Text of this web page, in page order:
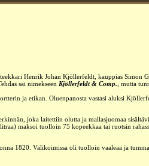
Henrik Johan Kjöllerfeldt, kauppias Simon
sai nimekseen Kjöllerfeldt & Comp. , mutta
ja etikan. Oluenpanosta vastasi aluksi
joka laitettiin olutta ja mallasjuomaa
maksoi tuolloin 75 kopeekkaa tai ruotsin
1820. Valikoimissa oli tuolloin vaaleaa ja